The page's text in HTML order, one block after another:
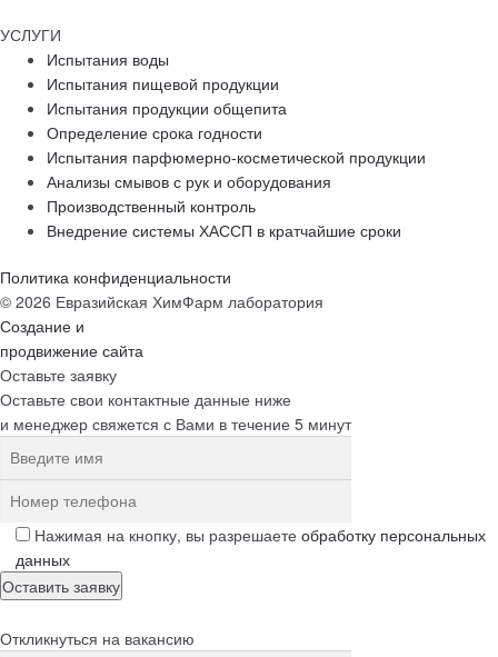
УСЛУГИ
Испытания воды
Испытания пищевой продукции
Испытания продукции общепита
Определение срока годности
Испытания парфюмерно-косметической продукции
Анализы смывов с рук и оборудования
Производственный контроль
Внедрение системы ХАССП в кратчайшие сроки
Политика конфиденциальности
© 2026 Евразийская ХимФарм лаборатория
Создание и
продвижение сайта
Оставьте заявку
Оставьте свои контактные данные ниже
и менеджер свяжется с Вами в течение 5 минут
Нажимая на кнопку, вы разрешаете обработку персональных
данных
Откликнуться на вакансию